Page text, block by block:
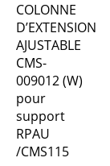
COLONNE
D’EXTENSION
AJUSTABLE
CMS-
009012 (W)
pour
support
RPAU
/CMS115